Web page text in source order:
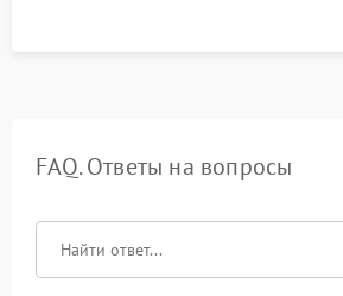
FAQ. Ответы на вопросы